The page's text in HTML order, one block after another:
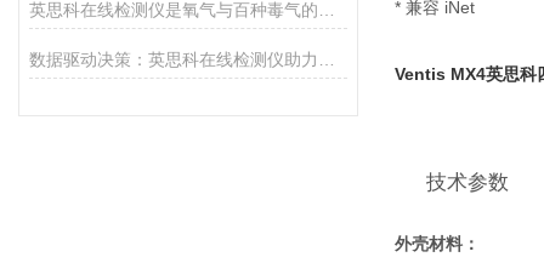
* 兼容 iNet
Ventis MX4英思科
技术参数
外壳材料：